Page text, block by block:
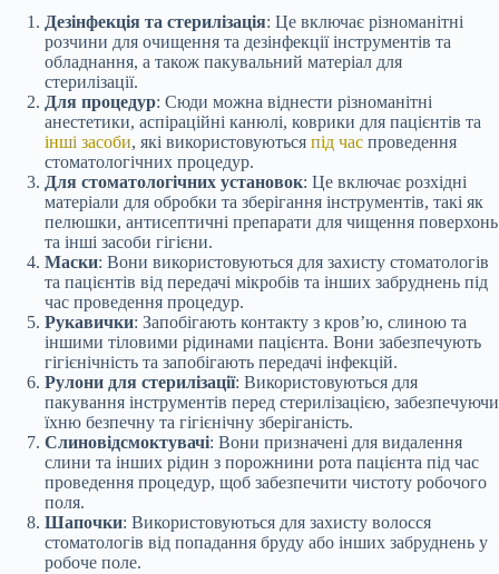
Дезінфекція та стерилізація: Це включає різноманітні
розчини для очищення та дезінфекції інструментів та
обладнання, а також пакувальний матеріал для
стерилізації.
Для процедур: Сюди можна віднести різноманітні
анестетики, аспіраційні канюлі, коврики для пацієнтів та
інші засоби, які використовуються під час проведення
стоматологічних процедур.
Для стоматологічних установок: Це включає розхідні
матеріали для обробки та зберігання інструментів, такі як
пелюшки, антисептичні препарати для чищення поверхонь
та інші засоби гігієни.
Маски: Вони використовуються для захисту стоматологів
та пацієнтів від передачі мікробів та інших забруднень під
час проведення процедур.
Рукавички: Запобігають контакту з кров’ю, слиною та
іншими тіловими рідинами пацієнта. Вони забезпечують
гігієнічність та запобігають передачі інфекцій.
Рулони для стерилізації: Використовуються для
пакування інструментів перед стерилізацією, забезпечуючи
їхню безпечну та гігієнічну зберіганість.
Слиновідсмоктувачі: Вони призначені для видалення
слини та інших рідин з порожнини рота пацієнта під час
проведення процедур, щоб забезпечити чистоту робочого
поля.
Шапочки: Використовуються для захисту волосся
стоматологів від попадання бруду або інших забруднень у
робоче поле.